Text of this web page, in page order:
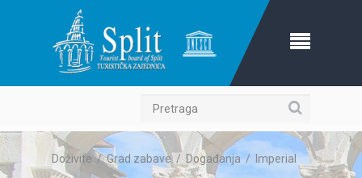
Pretraga
Doživite/Grad zabave/Događanja/ Imperial